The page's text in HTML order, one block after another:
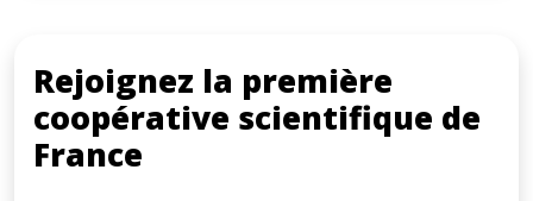
Rejoignez la première
coopérative scientifique de
France